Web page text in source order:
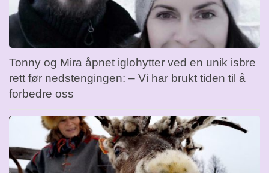
Tonny og Mira åpnet iglohytter ved en unik isbre
rett før nedstengingen: – Vi har brukt tiden til å
forbedre oss